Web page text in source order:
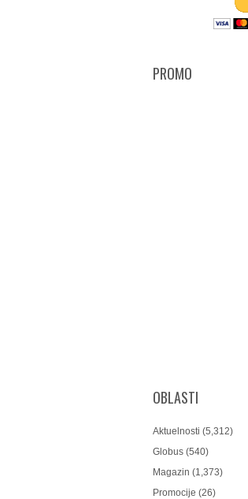
PROMO
OBLASTI
Aktuelnosti (5,312)
Globus (540)
Magazin (1,373)
Promocije (26)